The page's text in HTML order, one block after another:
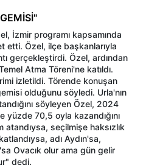
İzmir programı kapsamında
etti. Özel, ilçe başkanlarıyla
gerçekleştirdi. Özel, ardından
Atma Töreni'ne katıldı.
izletildi. Törende konuşan
olduğunu söyledi. Urla'nın
söyleyen Özel, 2024
yüzde 70,5 oyla kazandığını
seçilmişe haksızlık
adı Aydın'sa,
Ovacık olur ama gün gelir
dedi.